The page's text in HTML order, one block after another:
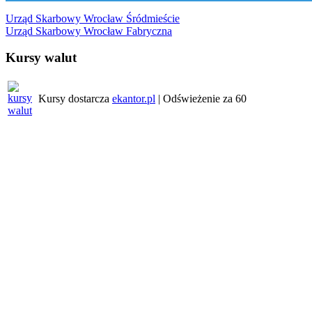
Nawigacja
wpisu
Urząd Skarbowy Wrocław Śródmieście
Urząd Skarbowy Wrocław Fabryczna
Kursy walut
Kursy dostarcza ekantor.pl | Odświeżenie za 60